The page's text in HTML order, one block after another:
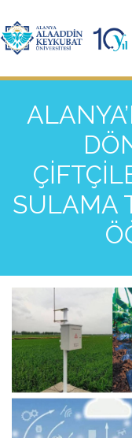
SULAMA